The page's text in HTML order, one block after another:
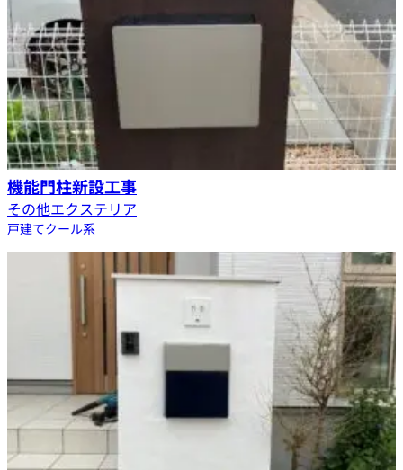
機能門柱新設工事
その他エクステリア
戸建てクール系